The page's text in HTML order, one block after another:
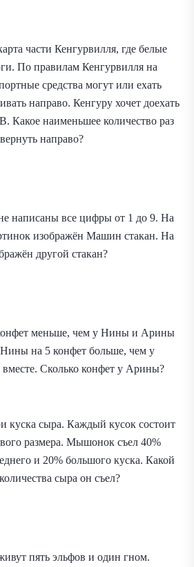
части Кенгурвилля, где белые
По правилам Кенгурвилля на
средства могут или ехать
направо. Кенгуру хочет доехать
Какое наименьшее количество раз
направо?
написаны все цифры от 1 до 9. На
изображён Машин стакан. На
другой стакан?
меньше, чем у Нины и Арины
на 5 конфет больше, чем у
Сколько конфет у Арины?
сыра. Каждый кусок состоит
размера. Мышонок съел 40%
и 20% большого куска. Какой
сыра он съел?
пять эльфов и один гном.